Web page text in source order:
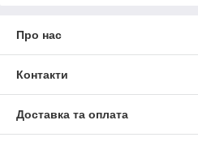
Про нас
Контакти
Доставка та оплата